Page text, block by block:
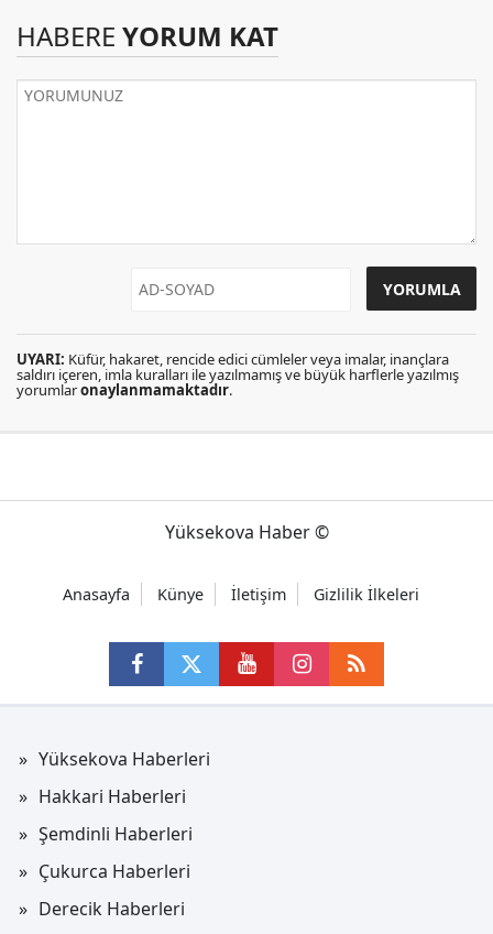
HABERE YORUM KAT
UYARI: Küfür, hakaret, rencide edici cümleler veya imalar, inançlara
saldırı içeren, imla kuralları ile yazılmamış ve büyük harflerle yazılmış
yorumlaronaylanmamaktadır.
Yüksekova Haber ©
Anasayfa Künye İletişim Gizlilik İlkeleri
Yüksekova Haberleri
Hakkari Haberleri
Şemdinli Haberleri
Çukurca Haberleri
Derecik Haberleri